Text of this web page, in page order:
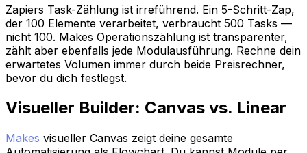
Zapiers Task-Zählung ist irreführend. Ein 5-Schritt-Zap,
der 100 Elemente verarbeitet, verbraucht 500 Tasks —
nicht 100. Makes Operationszählung ist transparenter,
zählt aber ebenfalls jede Modulausführung. Rechne dein
erwartetes Volumen immer durch beide Preisrechner,
bevor du dich festlegst.
Visueller Builder: Canvas vs. Linear
Makes visueller Canvas zeigt deine gesamte